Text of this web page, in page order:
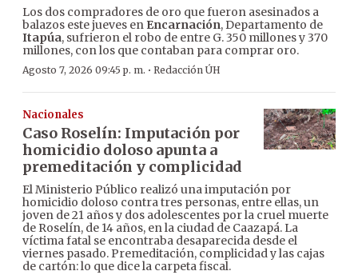
Los dos compradores de oro que fueron asesinados a
balazos este jueves en Encarnación, Departamento de
Itapúa, sufrieron el robo de entre G. 350 millones y 370
millones, con los que contaban para comprar oro.
Agosto 7, 2026 09:45 p. m. · Redacción ÚH
Nacionales
Caso Roselín: Imputación por
homicidio doloso apunta a
premeditación y complicidad
El Ministerio Público realizó una imputación por
homicidio doloso contra tres personas, entre ellas, un
joven de 21 años y dos adolescentes por la cruel muerte
de Roselín, de 14 años, en la ciudad de Caazapá. La
víctima fatal se encontraba desaparecida desde el
viernes pasado. Premeditación, complicidad y las cajas
de cartón: lo que dice la carpeta fiscal.